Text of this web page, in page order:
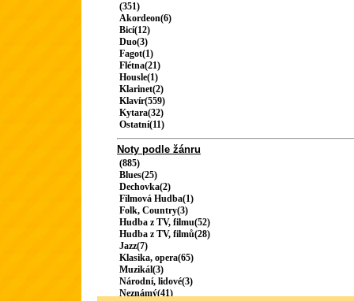
(351)
Akordeon(6)
Bicí(12)
Duo(3)
Fagot(1)
Flétna(21)
Housle(1)
Klarinet(2)
Klavír(559)
Kytara(32)
Ostatní(11)
Noty podle žánru
(885)
Blues(25)
Dechovka(2)
Filmová Hudba(1)
Folk, Country(3)
Hudba z TV, filmu(52)
Hudba z TV, filmů(28)
Jazz(7)
Klasika, opera(65)
Muzikál(3)
Národní, lidové(3)
Neznámý(41)